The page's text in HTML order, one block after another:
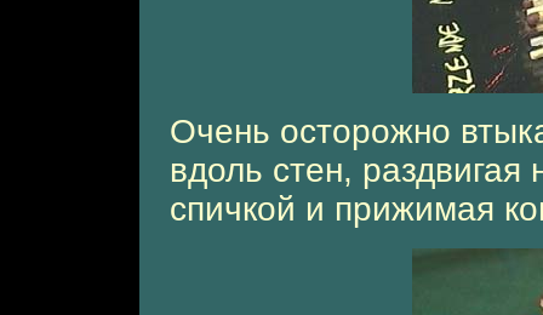
Очень осторожно
вдоль стен, раздвигая
спичкой и прижимая